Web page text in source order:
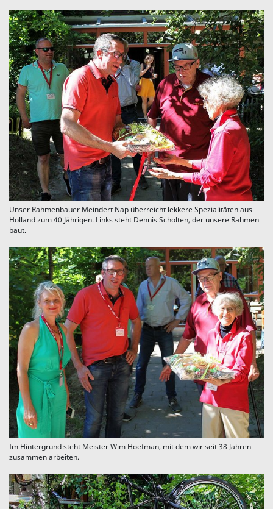
Unser Rahmenbauer Meindert Nap überreicht lekkere Spezialitäten aus
Holland zum 40 Jährigen. Links steht Dennis Scholten, der unsere Rahmen
baut.
Im Hintergrund steht Meister Wim Hoefman, mit dem wir seit 38 Jahren
zusammen arbeiten.